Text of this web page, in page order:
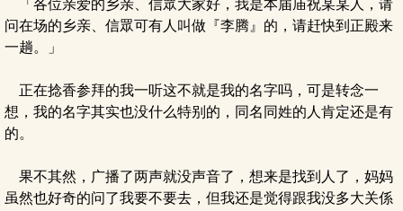
「各位亲爱的乡亲、信眾大家好，我是本届庙祝某某人，请
问在场的乡亲、信眾可有人叫做『李腾』的，请赶快到正殿来
一趟。」
正在捻香参拜的我一听这不就是我的名字吗，可是转念一
想，我的名字其实也没什么特别的，同名同姓的人肯定还是有
的。
果不其然，广播了两声就没声音了，想来是找到人了，妈妈
虽然也好奇的问了我要不要去，但我还是觉得跟我没多大关係